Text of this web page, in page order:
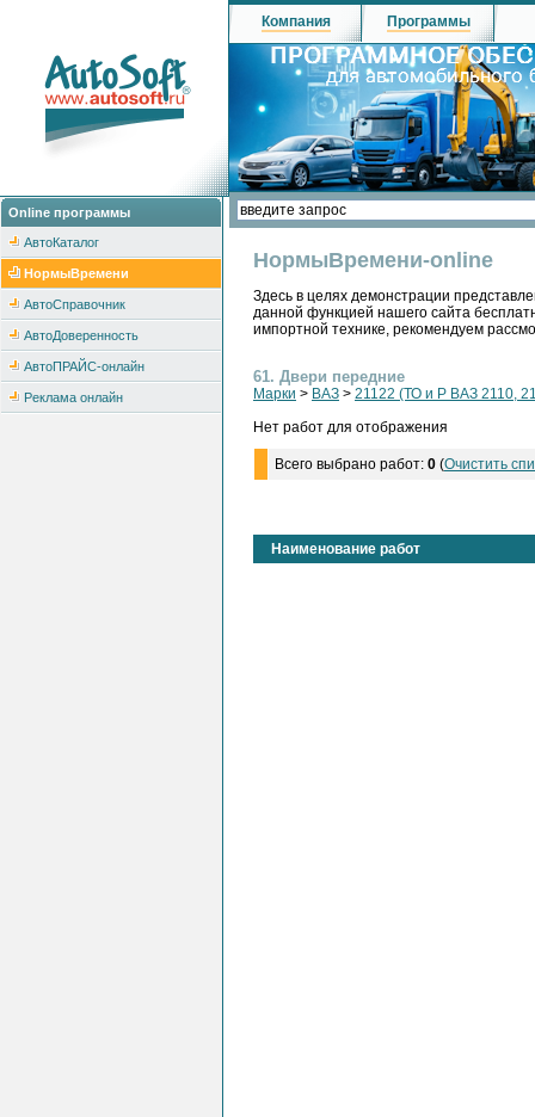
Online программы
АвтоКаталог
НормыВремени
АвтоСправочник
АвтоДоверенность
АвтоПРАЙС-онлайн
Реклама онлайн
Компания Программы
НормыВремени-online
Здесь в целях демонстрации
данной функцией нашего сайта
импортной технике, рекомендуем
61. Двери передние
Марки > ВАЗ > 21122 (ТО и Р ВАЗ 2110,
Нет работ для отображения
Всего выбрано работ: 0 (Очистить
Наименование работ